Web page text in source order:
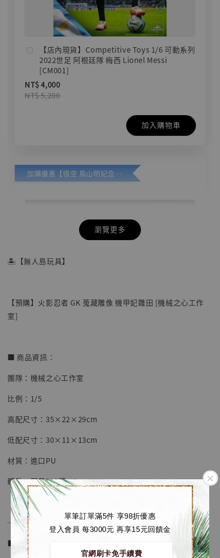
單筆訂單滿5件 享98折優惠
登入會員 每3000元 再享15元回饋金
官網刷卡免手續費
【店內現貨】Competitive Toys 1/6 可動系列
2022世足 阿根廷隊 梅西 Lionel Messi
[CM001]
NT$ 4,000
NT$ 5,200
加入購物車
加購優惠【悟空 鳥山明紀念款 [奇蹟工作室]】
【店內現貨】七龍珠 系列蒐藏雕像 悟空 鳥山
明紀念款 [奇蹟工作室]
NT$ 5,580
瀏覽更多
🏝【無人島玩具】
【預購】火影忍者 GK 蒐藏雕像 機甲妃雛田 [機械之心工作
室]
■ 商品資訊：
團隊：機械之心工作室
比例：1/5
高配尺寸：35×22×29cm
低配尺寸：30×11×13cm
材質：進口PU
體數：限量200體
──────────────
■ 販售資訊 (NT$)：